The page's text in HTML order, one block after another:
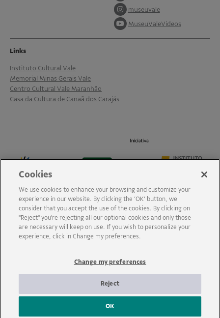
museuvale
MuseuValeVideos
Links
Instituto Cultural Vale
Memorial Minas Gerais Vale
Centro Cultural Vale Maranhão
Casa da Cultura de Canaã dos Carajás
Cookies
We use cookies to enhance your browsing and customize your
experience in our website. By clicking the ‘OK’ button, we
consider that you accept the use of the cookies. By clicking on
"Reject" you're rejecting all our optional cookies and only those
are necessary will keep on use. If you wish to personalize your
experience, click in Change my preferences.
Change my preferences
Reject
OK